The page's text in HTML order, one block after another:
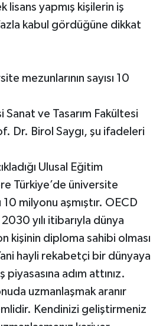
lisans yapmış kişilerin iş
kabul gördüğüne dikkat
mezunlarının sayısı 10
ve Tasarım Fakültesi
Dr. Birol Saygı, şu ifadeleri
Ulusal Eğitim
Türkiye’de üniversite
10 milyonu aşmıştır. OECD
yılı itibarıyla dünya
kişinin diploma sahibi olması
hayli rekabetçi bir dünyaya
piyasasına adım attınız.
uzmanlaşmak aranır
Kendinizi geliştirmeniz